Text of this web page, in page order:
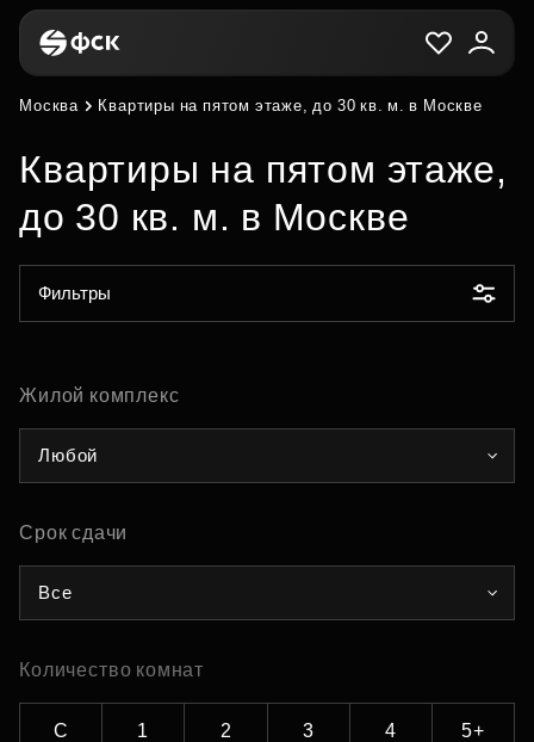
Москва Квартиры на пятом этаже, до 30 кв. м. в Москве
Квартиры на пятом этаже,
до 30 кв. м. в Москве
Фильтры
Жилой комплекс
Любой
Срок сдачи
Все
Количество комнат
С 1 2 3 4 5+